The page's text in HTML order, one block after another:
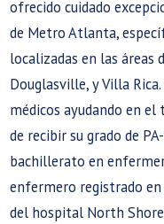
ofrecido cuidado
de Metro Atlanta,
localizadas en las áreas
Douglasville, y Villa
médicos ayudando en
de recibir su grado de
bachillerato en
enfermero registrado
del hospital North